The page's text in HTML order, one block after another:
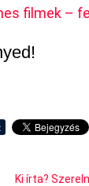
filmek –
Ki írta?